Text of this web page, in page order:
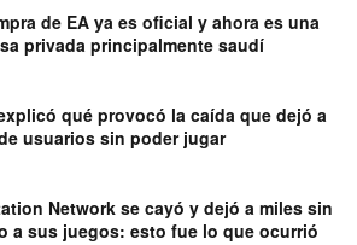
de EA ya es oficial y ahora es una
privada principalmente saudí
qué provocó la caída que dejó a
usuarios sin poder jugar
Network se cayó y dejó a miles sin
a sus juegos: esto fue lo que ocurrió